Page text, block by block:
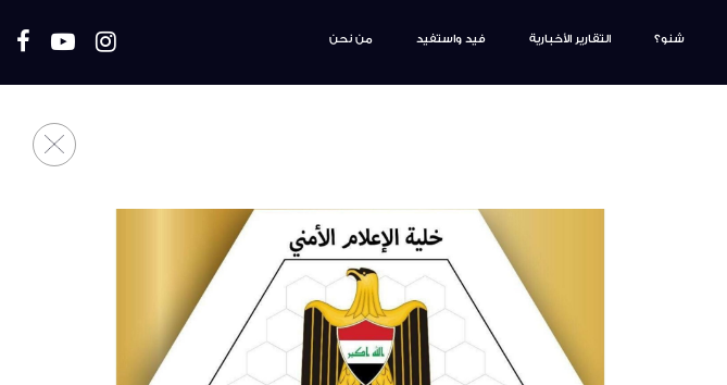
شنو؟ التقارير الأخبارية فيد واستفيد من نحن